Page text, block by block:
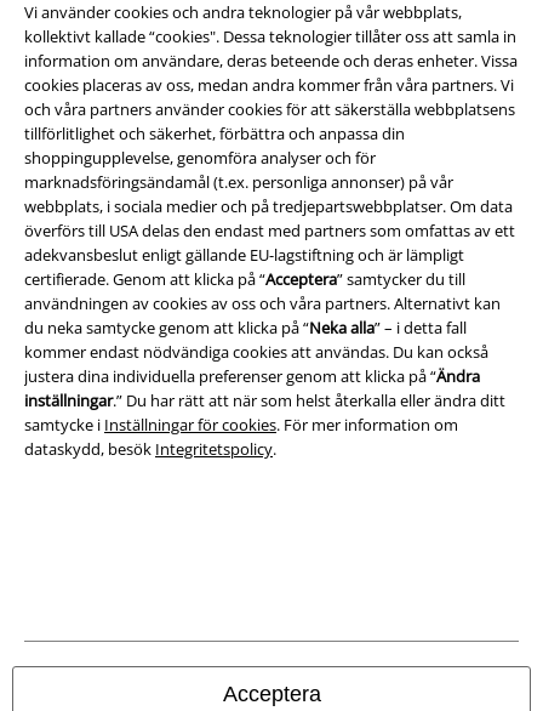
Vi använder cookies och andra teknologier på vår webbplats,
kollektivt kallade “cookies". Dessa teknologier tillåter oss att samla in
information om användare, deras beteende och deras enheter. Vissa
cookies placeras av oss, medan andra kommer från våra partners. Vi
och våra partners använder cookies för att säkerställa webbplatsens
tillförlitlighet och säkerhet, förbättra och anpassa din
shoppingupplevelse, genomföra analyser och för
marknadsföringsändamål (t.ex. personliga annonser) på vår
webbplats, i sociala medier och på tredjepartswebbplatser. Om data
överförs till USA delas den endast med partners som omfattas av ett
adekvansbeslut enligt gällande EU-lagstiftning och är lämpligt
certifierade. Genom att klicka på “Acceptera” samtycker du till
användningen av cookies av oss och våra partners. Alternativt kan
du neka samtycke genom att klicka på “Neka alla” – i detta fall
kommer endast nödvändiga cookies att användas. Du kan också
justera dina individuella preferenser genom att klicka på “Ändra
inställningar.” Du har rätt att när som helst återkalla eller ändra ditt
samtycke i Inställningar för cookies. För mer information om
dataskydd, besök Integritetspolicy.
Acceptera
Juridisk information/Villkor
Villkor
Om oss
Ladda ner villkoren
Avfallshantering och miljöskydd
Försäkran om överensstämmelse
Alla priser inkl. moms.Fraktkostnad tillkommer.
© 1986-2026 E.M.P. Merchandising HGmbH